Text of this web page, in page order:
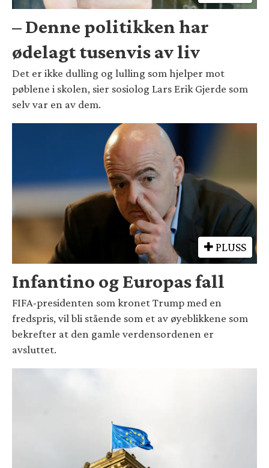
– Denne politikken har
ødelagt tusenvis av liv
Det er ikke dulling og lulling som hjelper mot
pøblene i skolen, sier sosiolog Lars Erik Gjerde som
selv var en av dem.
PLUSS
Infantino og Europas fall
FIFA-presidenten som kronet Trump med en
fredspris, vil bli stående som et av øyeblikkene som
bekrefter at den gamle verdensordenen er
avsluttet.